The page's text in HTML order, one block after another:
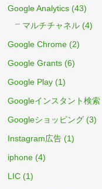
Google Analytics (43)
マルチチャネル (4)
Google Chrome (2)
Google Grants (6)
Google Play (1)
Googleインスタント検索
Googleショッピング (3)
Instagram広告 (1)
iphone (4)
LIC (1)